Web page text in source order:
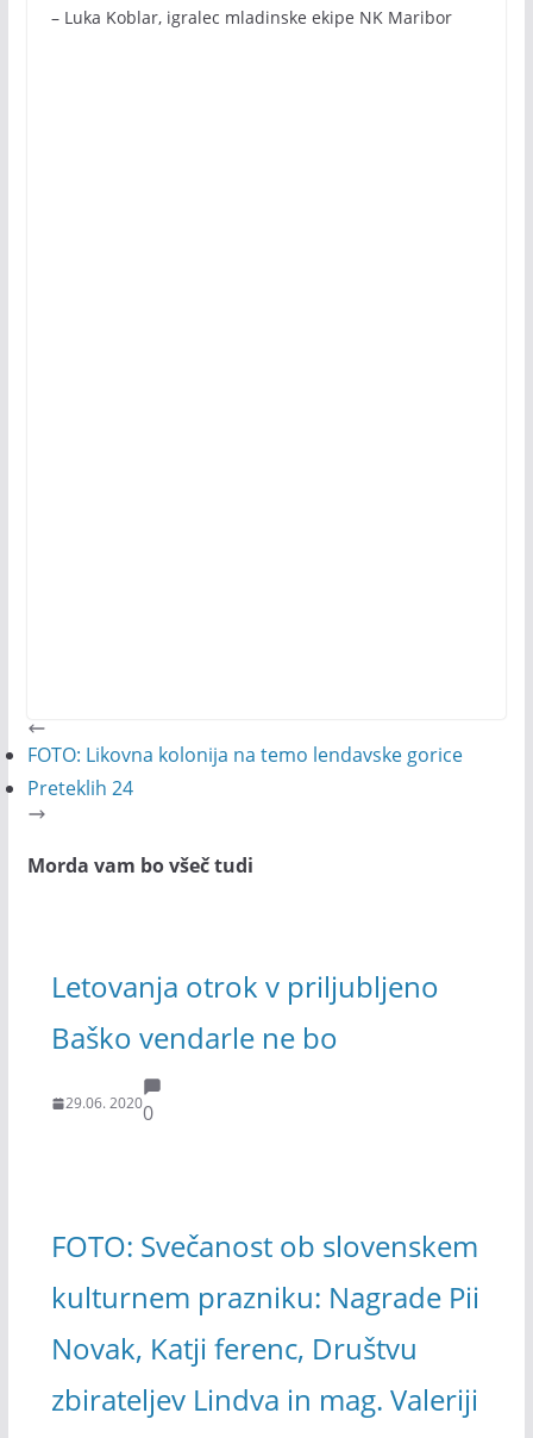
– Luka Koblar, igralec mladinske ekipe NK Maribor
FOTO: Likovna kolonija na temo lendavske gorice
Preteklih 24
Morda vam bo všeč tudi
Letovanja otrok v priljubljeno
Baško vendarle ne bo
29.06. 20200
FOTO: Svečanost ob slovenskem
kulturnem prazniku: Nagrade Pii
Novak, Katji ferenc, Društvu
zbirateljev Lindva in mag. Valeriji